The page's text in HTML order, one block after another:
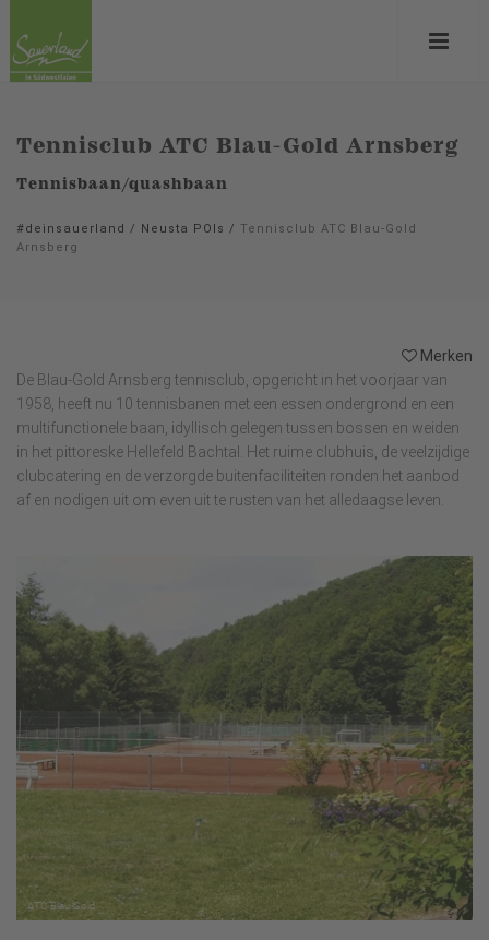
Tennisclub ATC Blau-Gold Arnsberg
Tennisbaan/quashbaan
#deinsauerland / Neusta POIs / Tennisclub ATC Blau-Gold
Arnsberg
Merken
De Blau-Gold Arnsberg tennisclub, opgericht in het voorjaar van
1958, heeft nu 10 tennisbanen met een essen ondergrond en een
multifunctionele baan, idyllisch gelegen tussen bossen en weiden
in het pittoreske Hellefeld Bachtal. Het ruime clubhuis, de veelzijdige
clubcatering en de verzorgde buitenfaciliteiten ronden het aanbod
af en nodigen uit om even uit te rusten van het alledaagse leven.